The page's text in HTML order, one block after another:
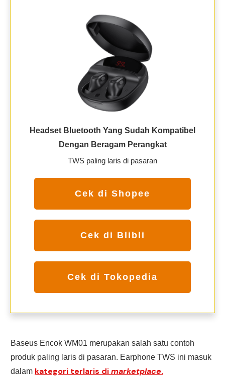
Headset Bluetooth Yang Sudah Kompatibel
Dengan Beragam Perangkat
TWS paling laris di pasaran
Cek di Shopee
Cek di Blibli
Cek di Tokopedia
Baseus Encok WM01 merupakan salah satu contoh
produk paling laris di pasaran. Earphone TWS ini masuk
dalam kategori terlaris dimarketplace.